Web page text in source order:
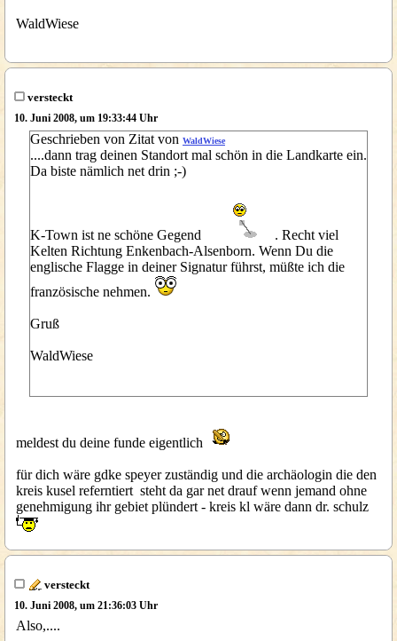
WaldWiese
versteckt
10. Juni 2008, um 19:33:44 Uhr
Geschrieben von Zitat von WaldWiese
....dann trag deinen Standort mal schön in die Landkarte ein.
Da biste nämlich net drin ;-)
K-Town ist ne schöne Gegend
. Recht viel
Kelten Richtung Enkenbach-Alsenborn. Wenn Du die
englische Flagge in deiner Signatur führst, müßte ich die
französische nehmen.
Gruß
WaldWiese
meldest du deine funde eigentlich
für dich wäre gdke speyer zuständig und die archäologin die den
kreis kusel referntiert steht da gar net drauf wenn jemand ohne
genehmigung ihr gebiet plündert - kreis kl wäre dann dr. schulz
versteckt
10. Juni 2008, um 21:36:03 Uhr
Also,....